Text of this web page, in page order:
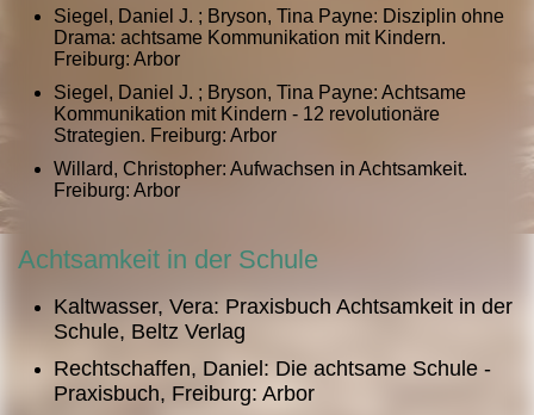
Siegel, Daniel J. ; Bryson, Tina Payne: Disziplin ohne
Drama: achtsame Kommunikation mit Kindern.
Freiburg: Arbor
Siegel, Daniel J. ; Bryson, Tina Payne: Achtsame
Kommunikation mit Kindern - 12 revolutionäre
Strategien. Freiburg: Arbor
Willard, Christopher: Aufwachsen in Achtsamkeit.
Freiburg: Arbor
Achtsamkeit in der Schule
Kaltwasser, Vera: Praxisbuch Achtsamkeit in der
Schule, Beltz Verlag
Rechtschaffen, Daniel: Die achtsame Schule -
Praxisbuch, Freiburg: Arbor